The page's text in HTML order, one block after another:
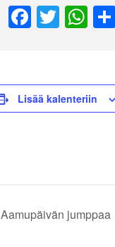
F
a
e
b
T
wi
er
W
h
s
A
Lisää kalenteriin
Aamupäivän jumppaa